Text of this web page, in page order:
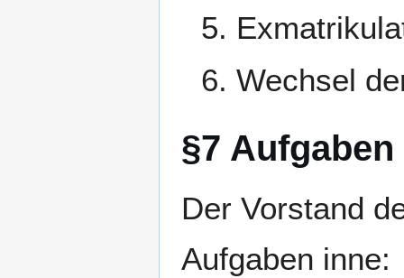
5.
6. Wechsel
§7
Der Vorstand
Aufgaben inne: